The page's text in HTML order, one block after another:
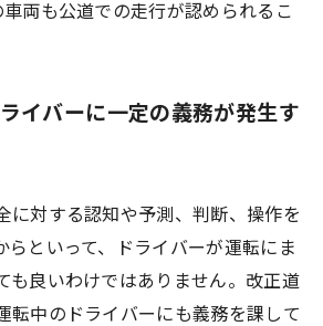
両も公道での走行が認められるこ
イバーに一定の義務が発生す
に対する認知や予測、判断、操作を
らといって、ドライバーが運転にま
も良いわけではありません。改正道
転中のドライバーにも義務を課して